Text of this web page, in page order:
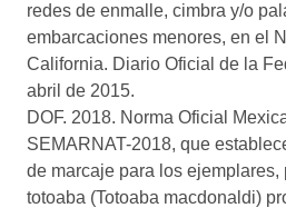
redes de enmalle, cimbra y/o
embarcaciones menores, en el
California. Diario Oficial de la
abril de 2015.
DOF. 2018. Norma Oficial
SEMARNAT-2018, que
de marcaje para los ejemplares,
totoaba (Totoaba macdonaldi)